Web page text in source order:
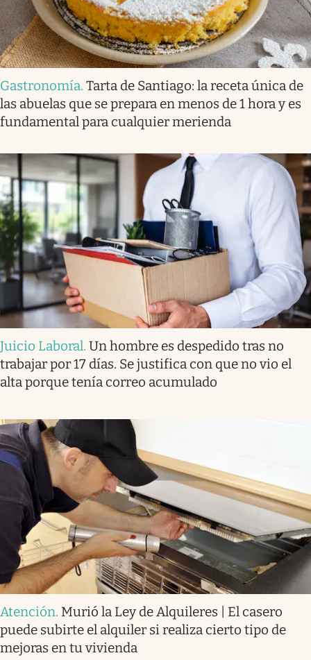
Gastronomía. Tarta de Santiago: la receta única de
las abuelas que se prepara en menos de 1 hora y es
fundamental para cualquier merienda
Juicio Laboral. Un hombre es despedido tras no
trabajar por 17 días. Se justifica con que no vio el
alta porque tenía correo acumulado
Atención. Murió la Ley de Alquileres | El casero
puede subirte el alquiler si realiza cierto tipo de
mejoras en tu vivienda